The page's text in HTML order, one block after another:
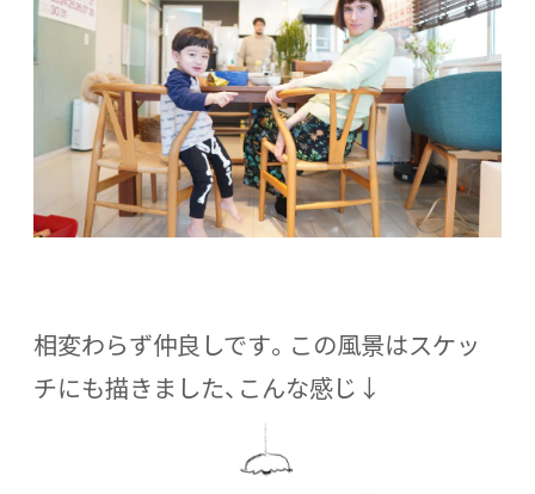
相変わらず仲良しです。この風景はスケッ
チにも描きました、こんな感じ↓